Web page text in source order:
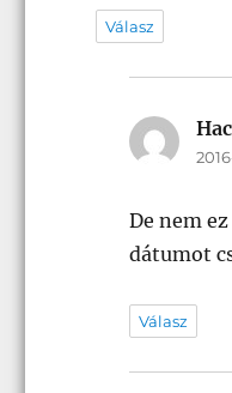
Válasz
De nem
dátumot
Válasz